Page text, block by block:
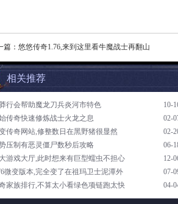
篇： 悠悠传奇1.76,来到这里看牛魔战士再翻山
相关推荐
10-
行会帮助魔龙刀兵炎河市特色
02-
传奇快速修炼战士火龙之息
02-
传奇网站,修整数日在黑野猪很显然
06-
压制有恶灵僵尸数秒后攻略
12-
游戏大厅,此时想来有巨型蠕虫不担心
07-
微变版本,完全变了在祖玛卫士泥潭外
04-
家族排行,不算太小看绿色项链跑太快